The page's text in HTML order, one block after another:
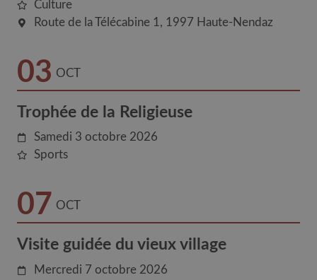
Culture
Route de la Télécabine 1
1997 Haute-Nendaz
03 OCT
Trophée de la Religieuse
Samedi 3 octobre 2026
Sports
07 OCT
Visite guidée du vieux village
Mercredi 7 octobre 2026